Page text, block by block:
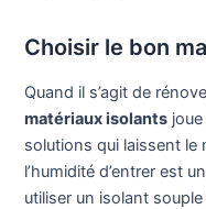
Choisir le bon
Quand il s’agit de
matériaux isolants
solutions qui laissent le
l’humidité d’entrer est
utiliser un isolant